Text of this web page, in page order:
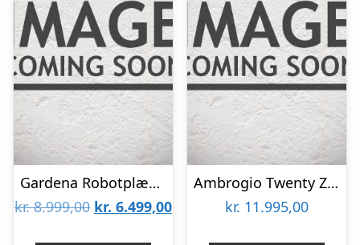
Gardena Robotplæneklipper smart SILENO max 1500 mÂ² – 19903-24
kr.8.999,00 Den
kr. 6.499,00Den
Ambrogio Twenty ZR Evo 1000 m2 – Kabelfri Robotplæneklipper
kr. 11.995,00